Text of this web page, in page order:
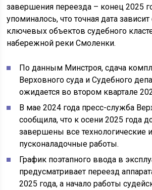
завершения переезда – конец 2025
упоминалось, что точная дата зависит
ключевых объектов судебного
набережной реки Смоленки.
По данным Минстроя, сдача
Верховного суда и Судебного
ожидается во втором квартале
В мае 2024 года пресс-служба
сообщила, что к осени 2025 года
завершены все технологические
пусконаладочные работы.
График поэтапного ввода в
предусматривает переезд
2025 года, а начало работы